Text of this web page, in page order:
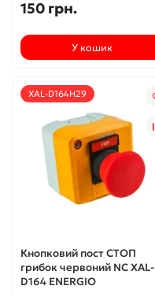
150 грн.
У кошик
XAL-D164H29
Кнопковий пост СТОП
грибок червоний NC XAL-
D164 ENERGIO